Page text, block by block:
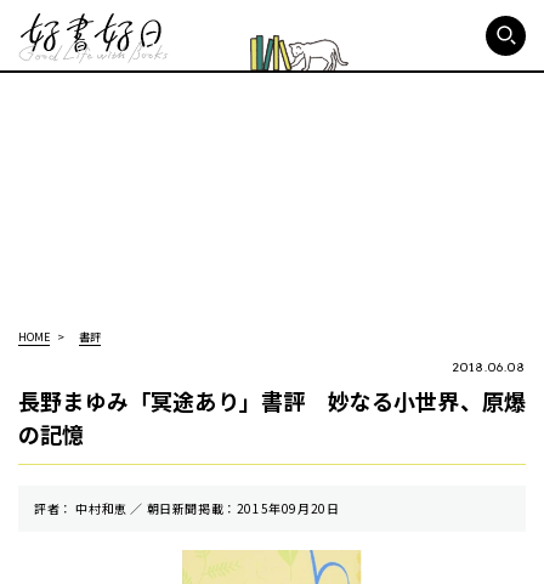
HOME 書評
2018.06.08
長野まゆみ「冥途あり」書評 妙なる小世界、原爆
の記憶
評者： 中村和恵 ／ 朝⽇新聞掲載：2015年09月20日